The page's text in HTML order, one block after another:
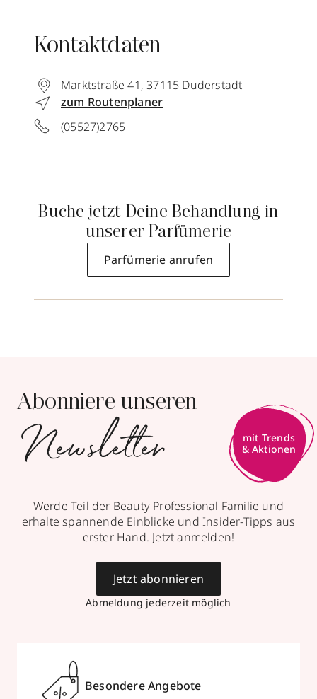
Kontaktdaten
Marktstraße 41,37115 Duderstadt
zum Routenplaner
(05527)2765
Buche jetzt Deine Behandlung in
unserer Parfümerie
Parfümerie anrufen
Abonniere unseren
Newsletter
mit Trends
& Aktionen
Werde Teil der Beauty Professional Familie und
erhalte spannende Einblicke und Insider-Tipps aus
erster Hand. Jetzt anmelden!
Abmeldung jederzeit möglich
Jetzt abonnieren
Besondere Angebote